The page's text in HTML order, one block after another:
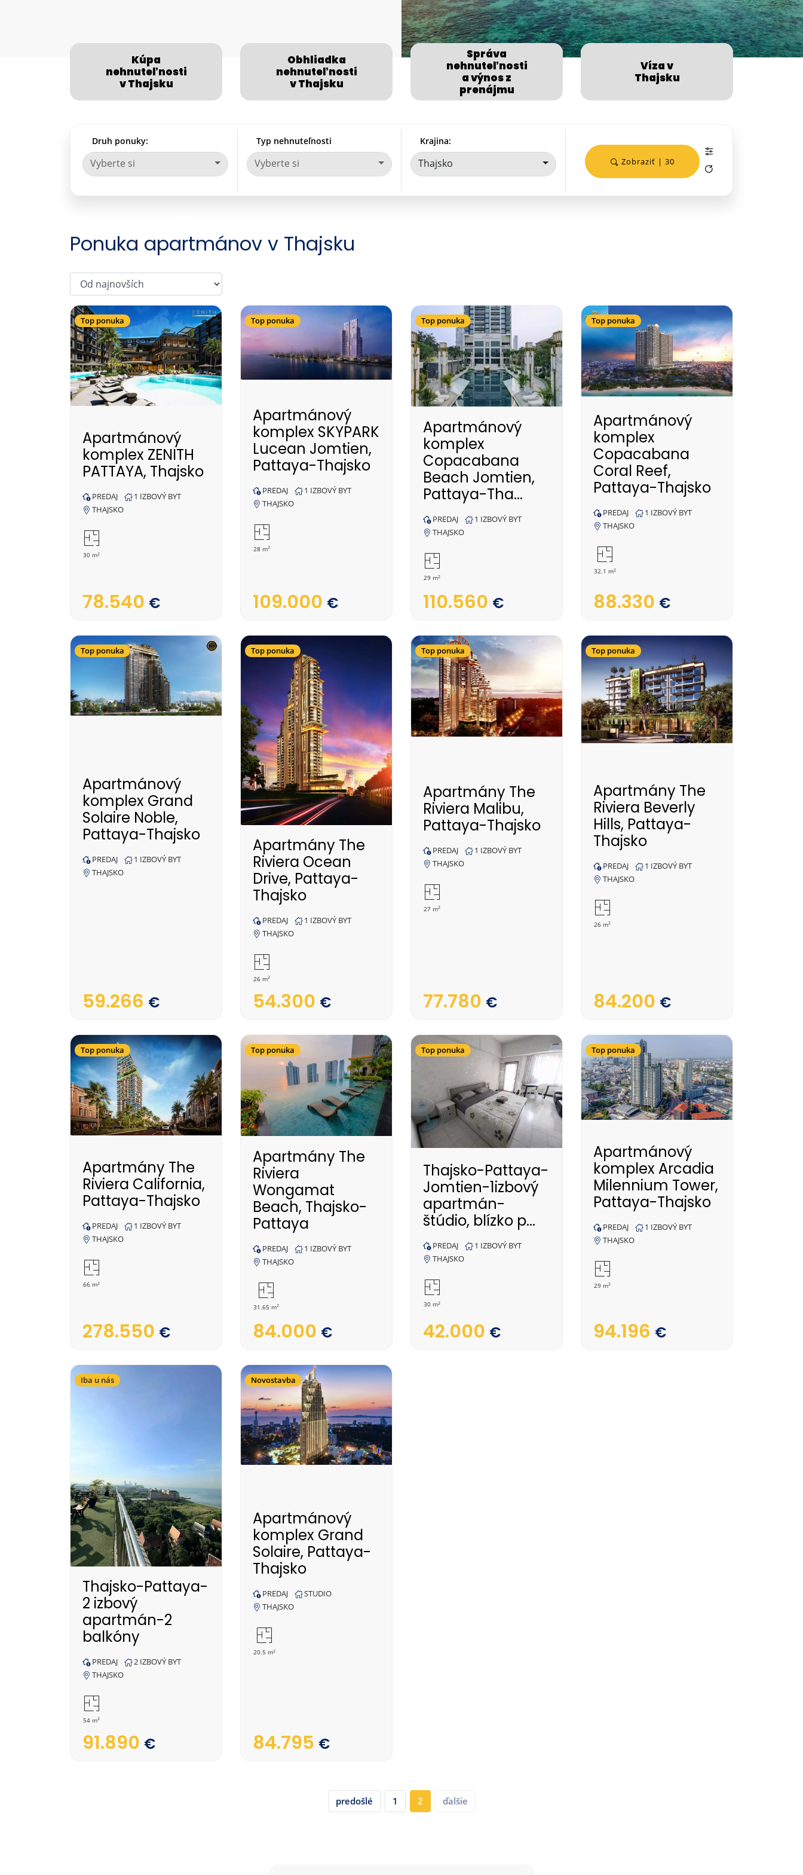
Kúpa
nehnuteľnosti
v Thajsku
Obhliadka
nehnuteľnosti
v Thajsku
Správa
nehnuteľnosti
a výnos z
prenájmu
Víza v
Thajsku
Druh ponuky:
Vyberte si
Typ nehnuteľnosti
Vyberte si
Krajina:
Thajsko Zobraziť | 30
Ponuka apartmánov v Thajsku
Top ponuka
Apartmánový
komplex ZENITH
PATTAYA, Thajsko
PREDAJ
1 IZBOVÝ BYT
THAJSKO
30 m2
78.540 €
Top ponuka
Apartmánový
komplex SKYPARK
Lucean Jomtien,
Pattaya-Thajsko
PREDAJ
1 IZBOVÝ BYT
THAJSKO
28 m2
109.000 €
Top ponuka
Apartmánový
komplex
Copacabana
Beach Jomtien,
Pattaya-Tha...
PREDAJ
1 IZBOVÝ BYT
THAJSKO
29 m2
110.560 €
Top ponuka
Apartmánový
komplex
Copacabana
Coral Reef,
Pattaya-Thajsko
PREDAJ
1 IZBOVÝ BYT
THAJSKO
32.1 m2
88.330 €
Top ponuka
Apartmánový
komplex Grand
Solaire Noble,
Pattaya-Thajsko
PREDAJ
1 IZBOVÝ BYT
THAJSKO
59.266 €
Top ponuka
Apartmány The
Riviera Ocean
Drive, Pattaya-
Thajsko
PREDAJ
1 IZBOVÝ BYT
THAJSKO
26 m2
54.300 €
Top ponuka
Apartmány The
Riviera Malibu,
Pattaya-Thajsko
PREDAJ
1 IZBOVÝ BYT
THAJSKO
27 m2
77.780 €
Top ponuka
Apartmány The
Riviera Beverly
Hills, Pattaya-
Thajsko
PREDAJ
1 IZBOVÝ BYT
THAJSKO
26 m2
84.200 €
Top ponuka
Apartmány The
Riviera California,
Pattaya-Thajsko
PREDAJ
1 IZBOVÝ BYT
THAJSKO
66 m2
278.550 €
Top ponuka
Apartmány The
Riviera
Wongamat
Beach, Thajsko-
Pattaya
PREDAJ
1 IZBOVÝ BYT
THAJSKO
31.65 m2
84.000 €
Top ponuka
Thajsko-Pattaya-
Jomtien-1izbový
apartmán-
štúdio, blízko p...
PREDAJ
1 IZBOVÝ BYT
THAJSKO
30 m2
42.000 €
Top ponuka
Apartmánový
komplex Arcadia
Milennium Tower,
Pattaya-Thajsko
PREDAJ
1 IZBOVÝ BYT
THAJSKO
29 m2
94.196 €
Iba u nás
Thajsko-Pattaya-
2 izbový
apartmán-2
balkóny
PREDAJ
2 IZBOVÝ BYT
THAJSKO
54 m2
91.890 €
Novostavba
Apartmánový
komplex Grand
Solaire, Pattaya-
Thajsko
PREDAJ
STUDIO
THAJSKO
20.5 m2
84.795 €
predošlé 1 2 ďalšie